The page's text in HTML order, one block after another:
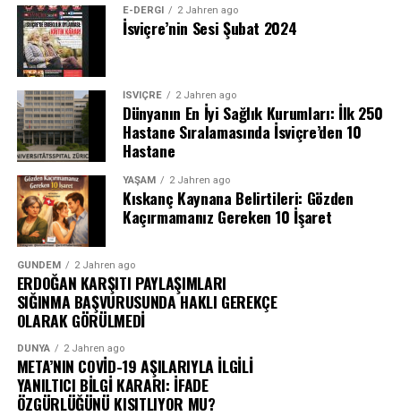
E-DERGI 2 Jahren ago
İsviçre’nin Sesi Şubat 2024
İSVIÇRE 2 Jahren ago
Dünyanın En İyi Sağlık Kurumları: İlk 250
Hastane Sıralamasında İsviçre’den 10
Hastane
YAŞAM 2 Jahren ago
Kıskanç Kaynana Belirtileri: Gözden
Kaçırmamanız Gereken 10 İşaret
GÜNDEM 2 Jahren ago
ERDOĞAN KARŞITI PAYLAŞIMLARI
SIĞINMA BAŞVURUSUNDA HAKLI GEREKÇE
OLARAK GÖRÜLMEDİ
DÜNYA 2 Jahren ago
META’NIN COVİD-19 AŞILARIYLA İLGİLİ
YANILTICI BİLGİ KARARI: İFADE
ÖZGÜRLÜĞÜNÜ KISITLIYOR MU?